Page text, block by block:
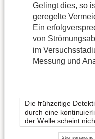
Gelingt dies, so
geregelte
Ein
von
im
Messung und